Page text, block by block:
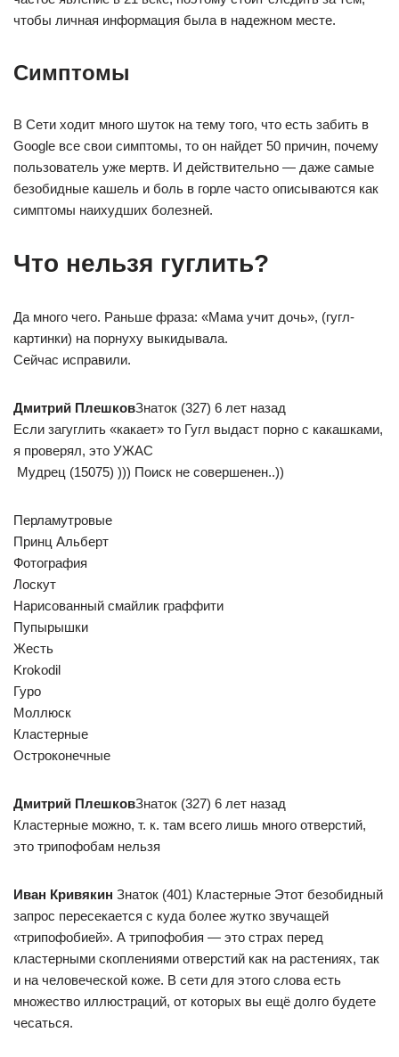
чтобы личная информация была в надежном месте.
Симптомы
В Сети ходит много шуток на тему того, что есть забить в
Google все свои симптомы, то он найдет 50 причин, почему
пользователь уже мертв. И действительно — даже самые
безобидные кашель и боль в горле часто описываются как
симптомы наихудших болезней.
Что нельзя гуглить?
Да много чего. Раньше фраза: «Мама учит дочь», (гугл-
картинки) на порнуху выкидывала.
Сейчас исправили.
Дмитрий ПлешковЗнаток (327) 6 лет назад
Если загуглить «какает» то Гугл выдаст порно с какашками,
я проверял, это УЖАС
Мудрец (15075) ))) Поиск не совершенен..))
Перламутровые
Принц Альберт
Фотография
Лоскут
Нарисованный смайлик граффити
Пупырышки
Жесть
Krokodil
Гуро
Моллюск
Кластерные
Остроконечные
Дмитрий ПлешковЗнаток (327) 6 лет назад
Кластерные можно, т. к. там всего лишь много отверстий,
это трипофобам нельзя
Иван Кривякин Знаток (401) Кластерные Этот безобидный
запрос пересекается с куда более жутко звучащей
«трипофобией». А трипофобия — это страх перед
кластерными скоплениями отверстий как на растениях, так
и на человеческой коже. В сети для этого слова есть
множество иллюстраций, от которых вы ещё долго будете
чесаться.